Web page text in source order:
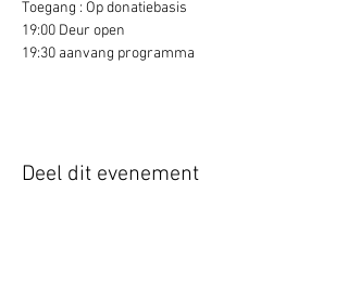
Toegang : Op donatiebasis
19:00 Deur open
19:30 aanvang programma
Deel dit evenement